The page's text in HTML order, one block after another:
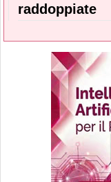
raddoppiate